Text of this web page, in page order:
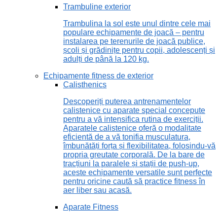
Trambuline exterior
Trambulina la sol este unul dintre cele mai
populare echipamente de joacă – pentru
instalarea pe terenurile de joacă publice,
școli și grădinițe pentru copii, adolescenți și
adulți de până la 120 kg.
Echipamente fitness de exterior
Calisthenics
Descoperiți puterea antrenamentelor
calistenice cu aparate special concepute
pentru a vă intensifica rutina de exerciții.
Aparatele calistenice oferă o modalitate
eficientă de a vă tonifia musculatura,
îmbunătăți forța și flexibilitatea, folosindu-vă
propria greutate corporală. De la bare de
tracțiuni la paralele și stații de push-up,
aceste echipamente versatile sunt perfecte
pentru oricine caută să practice fitness în
aer liber sau acasă.
Aparate Fitness